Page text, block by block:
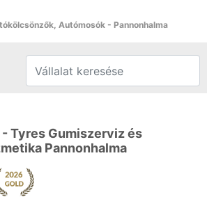
Autómosók - Pannonhalma
Tyres Gumiszerviz és
Pannonhalma